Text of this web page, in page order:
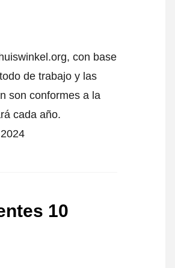
con base
de trabajo y las
son conformes a la
cada año.
10